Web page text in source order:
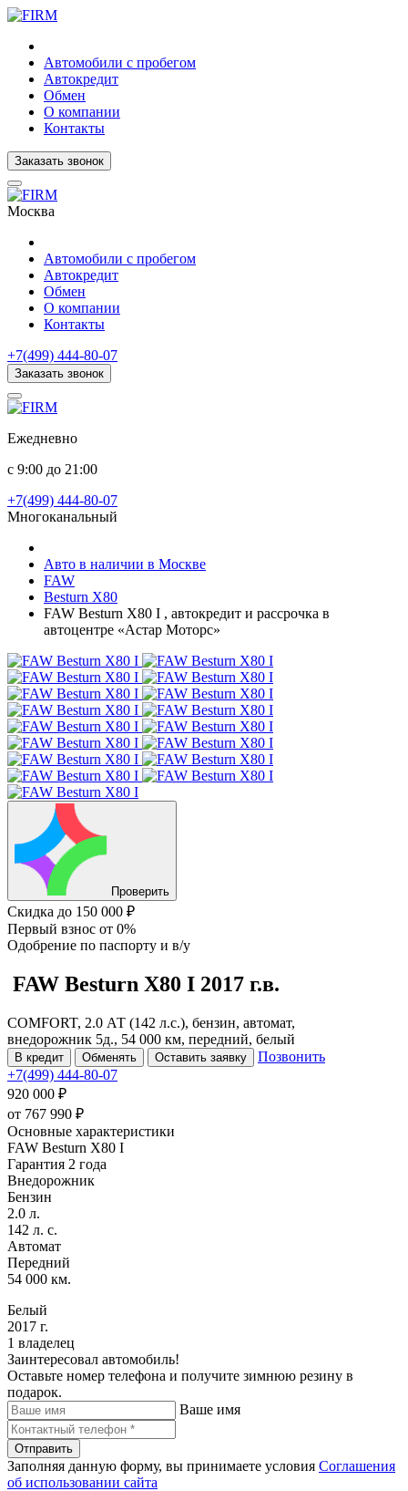
Автомобили с пробегом
Автокредит
Обмен
О компании
Контакты
Заказать звонок
Москва
Автомобили с пробегом
Автокредит
Обмен
О компании
Контакты
+7(499) 444-80-07
Заказать звонок
Ежедневно
с 9:00 до 21:00
+7(499) 444-80-07
Многоканальный
Авто в наличии в Москве
FAW
Besturn X80
FAW Besturn X80 I , автокредит и рассрочка в
автоцентре «Астар Моторс»
Проверить
Скидка до 150 000 ₽
Первый взнос от 0%
Одобрение по паспорту и в/у
FAW Besturn X80 I 2017 г.в.
COMFORT, 2.0 АТ (142 л.с.), бензин, автомат,
внедорожник 5д., 54 000 км, передний, белый
В кредит Обменять Оставить заявку
Позвонить
+7(499) 444-80-07
920 000 ₽
от 767 990 ₽
Основные характеристики
FAW Besturn X80 I
Гарантия 2 года
Внедорожник
Бензин
2.0 л.
142 л. с.
Автомат
Передний
54 000 км.
Белый
2017 г.
1 владелец
Заинтересовал автомобиль!
Оставьте номер телефона и получите зимнюю резину в
подарок.
Ваше имя
Отправить
Заполняя данную форму, вы принимаете условия Соглашения
об использовании сайта